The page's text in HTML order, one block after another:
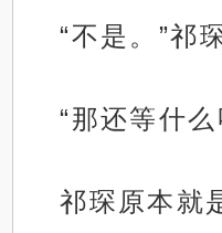
“不是。”祁
“那还等什
祁琛原本就